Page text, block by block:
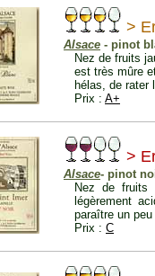
>
Alsace - pinot
Nez de fruits
est très mûre
hélas, de rater
Prix : A+
>
Alsace- pinot
Nez de fruits
légèrement
paraître un
Prix : C